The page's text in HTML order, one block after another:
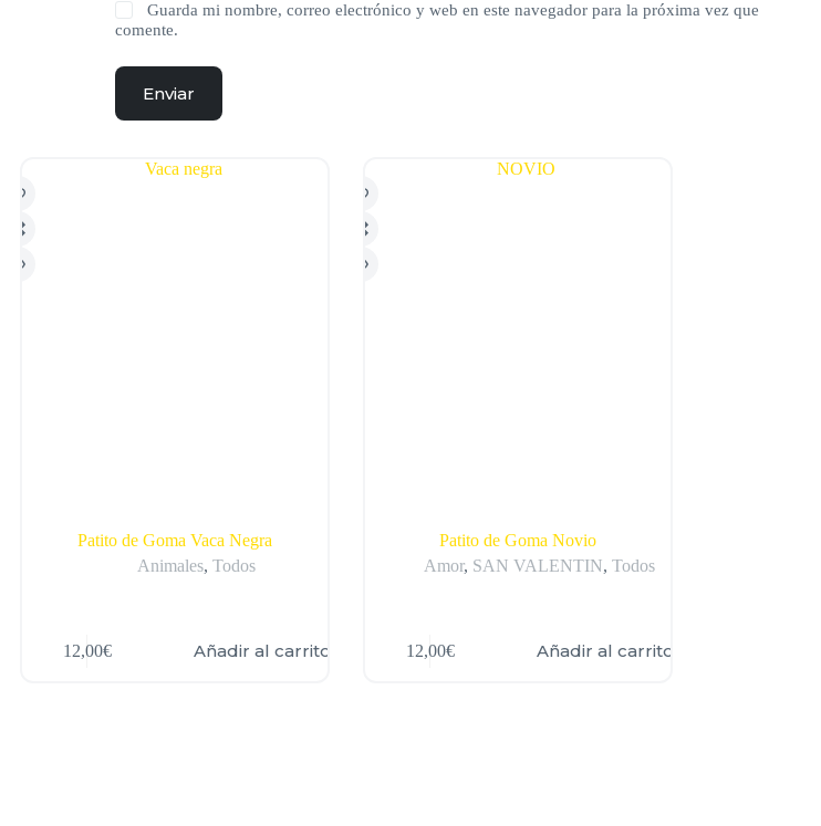
Guarda mi nombre, correo electrónico y web en este navegador para la próxima vez que
comente.
Enviar
Patito de Goma Vaca Negra
Animales,Todos
12,00€ Añadir al carrito
Patito de Goma Novio
Amor, SAN VALENTIN,Todos
12,00€ Añadir al carrito